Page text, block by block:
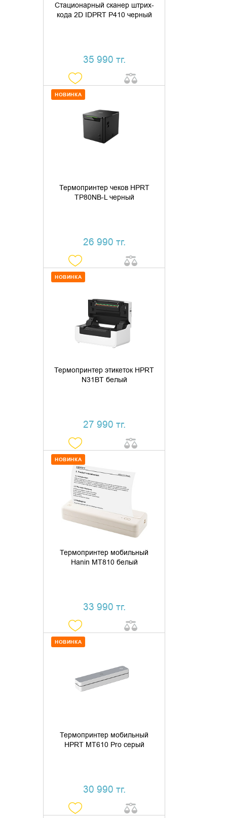
Стационарный сканер штрих-
кода 2D IDPRT P410 черный
35 990 тг.
Термопринтер чеков HPRT
TP80NB-L черный
26 990 тг.
НОВИНКА
ДОБАВИТЬ В КОРЗИНУ
КУПИТЬ В 1 КЛИК
Термопринтер этикеток HPRT
N31BT белый
27 990 тг.
НОВИНКА
ДОБАВИТЬ В КОРЗИНУ
КУПИТЬ В 1 КЛИК
Термопринтер мобильный
Hanin MT810 белый
33 990 тг.
НОВИНКА
ДОБАВИТЬ В КОРЗИНУ
КУПИТЬ В 1 КЛИК
Термопринтер мобильный
HPRT MT610 Pro серый
30 990 тг.
НОВИНКА
КУПИТЬ В 1 КЛИК